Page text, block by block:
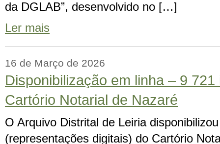
da DGLAB”, desenvolvido no […]
Ler mais
16 de Março de 2026
Disponibilização em linha – 9 721
Cartório Notarial de Nazaré
O Arquivo Distrital de Leiria
(representações digitais) do Cartório